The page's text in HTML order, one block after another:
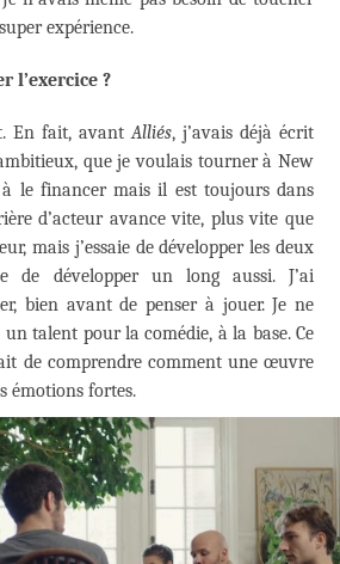
expérience.
l’exercice ?
En fait, avantAlliés, j’avais déjà écrit
que je voulais tourner à New
le financer mais il est toujours dans
d’acteur avance vite, plus vite que
mais j’essaie de développer les deux
de développer un long aussi. J’ai
bien avant de penser à jouer. Je ne
un talent pour la comédie, à la base. Ce
de comprendre comment une œuvre
émotions fortes.